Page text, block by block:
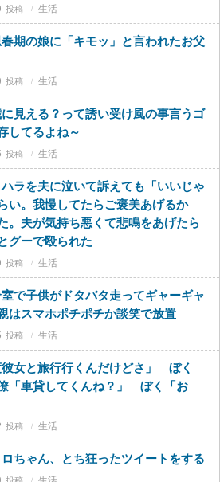
生活
春期の娘に「キモッ」と言われたお父
生活
見える？って誘い受け風の事言うゴ
してるよね～
生活
ラを夫に泣いて訴えても「いいじゃ
い。我慢してたらご褒美あげるか
。夫が気持ち悪くて悲鳴をあげたら
グーで殴られた
生活
で子供がドタバタ走ってギャーギャ
はスマホポチポチか談笑で放置
生活
女と旅行行くんだけどさ」 ぼく
「車貸してくんね？」 ぼく「お
生活
ロちゃん、とち狂ったツイートをする
生活